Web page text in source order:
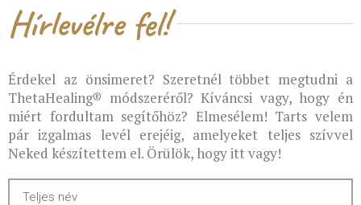
Hírlevélre fel!
Érdekel az önsimeret? Szeretnél többet megtudni a
ThetaHealing® módszeréről? Kíváncsi vagy, hogy én
miért fordultam segítőhöz? Elmesélem! Tarts velem
pár izgalmas levél erejéig, amelyeket teljes szívvel
Neked készítettem el. Örülök, hogy itt vagy!